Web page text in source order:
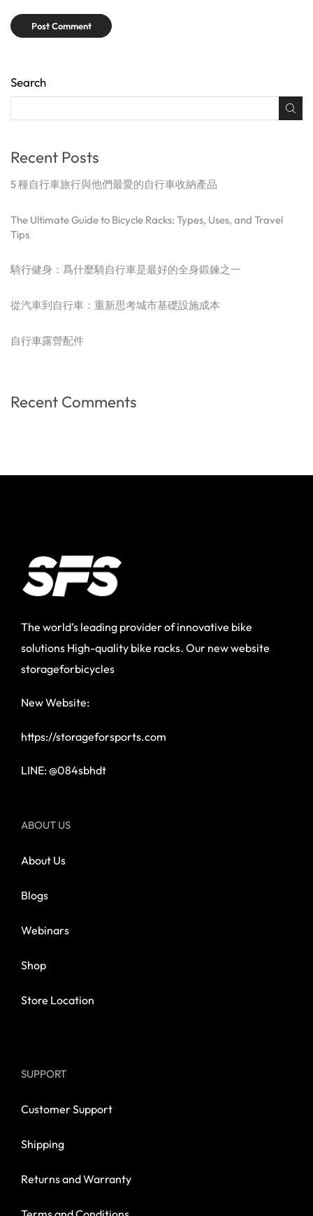
Search
Recent Posts
5 種自行車旅行與他們最愛的自行車收納產品
The Ultimate Guide to Bicycle Racks: Types, Uses, and Travel
Tips
騎行健身：爲什麼騎自行車是最好的全身鍛鍊之一
從汽車到自行車：重新思考城市基礎設施成本
自行車露營配件
Recent Comments
The world’s leading provider of innovative bike
solutions High-quality bike racks. Our new website
storageforbicycles
New Website:
https://storageforsports.com
LINE: @084sbhdt
ABOUT US
About Us
Blogs
Webinars
Shop
Store Location
SUPPORT
Customer Support
Shipping
Returns and Warranty